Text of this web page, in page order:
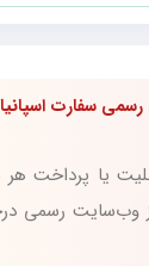
سفارت
یا پرداخت
وب‌سایت رسمی